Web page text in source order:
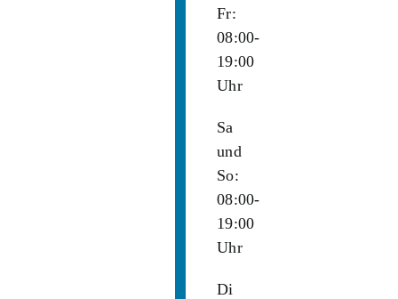
Fr:
08:00-
19:00
Uhr
Sa
und
So:
08:00-
19:00
Uhr
Di